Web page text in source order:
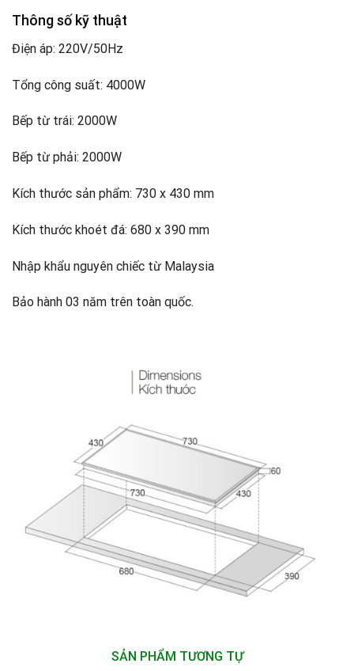
Thông số kỹ thuật
Điện áp: 220V/50Hz
Tổng công suất: 4000W
Bếp từ trái: 2000W
Bếp từ phải: 2000W
Kích thước sản phẩm: 730 x 430 mm
Kích thước khoét đá: 680 x 390 mm
Nhập khẩu nguyên chiếc từ Malaysia
Bảo hành 03 năm trên toàn quốc.
SẢN PHẨM TƯƠNG TỰ